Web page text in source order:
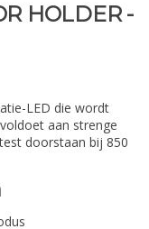
HOLDER -
LED die wordt
aan strenge
doorstaan bij 850